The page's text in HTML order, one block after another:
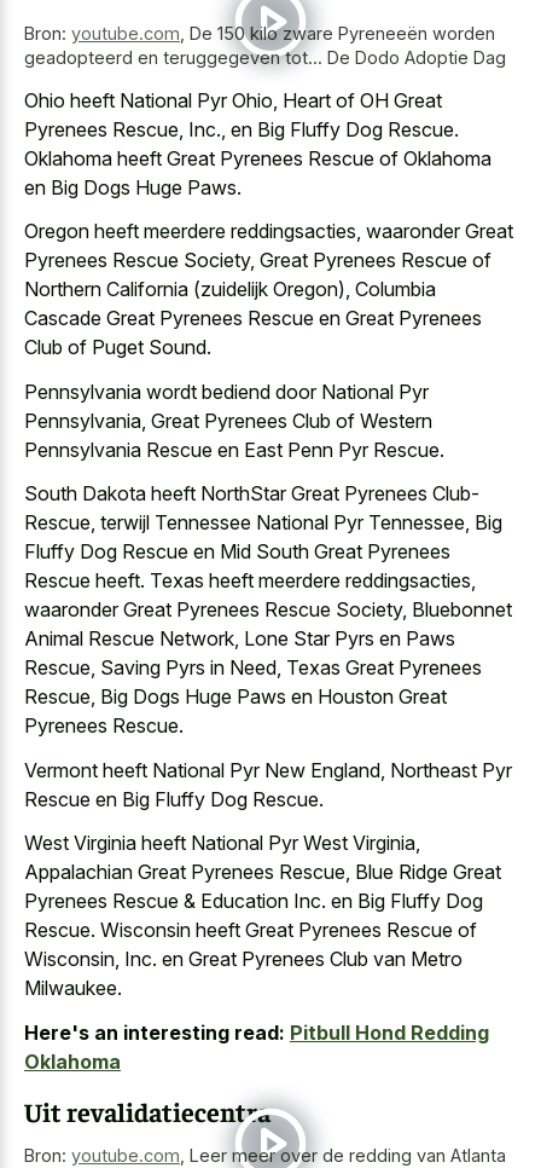
Bron: youtube.com De 150 kilo zware Pyreneeën worden
geadopteerd en teruggegeven tot... De Dodo Adoptie Dag
Ohio heeft National Pyr Ohio, Heart of OH Great
Pyrenees Rescue, Inc., en Big Fluffy Dog Rescue.
Oklahoma heeft Great Pyrenees Rescue of Oklahoma
en Big Dogs Huge Paws.
Oregon heeft meerdere reddingsacties, waaronder Great
Pyrenees Rescue Society, Great Pyrenees Rescue of
Northern California (zuidelijk Oregon), Columbia
Cascade Great Pyrenees Rescue en Great Pyrenees
Club of Puget Sound.
Pennsylvania wordt bediend door National Pyr
Pennsylvania, Great Pyrenees Club of Western
Pennsylvania Rescue en East Penn Pyr Rescue.
South Dakota heeft NorthStar Great Pyrenees Club-
Rescue, terwijl Tennessee National Pyr Tennessee, Big
Fluffy Dog Rescue en Mid South Great Pyrenees
Rescue heeft. Texas heeft meerdere reddingsacties,
waaronder Great Pyrenees Rescue Society, Bluebonnet
Animal Rescue Network, Lone Star Pyrs en Paws
Rescue, Saving Pyrs in Need, Texas Great Pyrenees
Rescue, Big Dogs Huge Paws en Houston Great
Pyrenees Rescue.
Vermont heeft National Pyr New England, Northeast Pyr
Rescue en Big Fluffy Dog Rescue.
West Virginia heeft National Pyr West Virginia,
Appalachian Great Pyrenees Rescue, Blue Ridge Great
Pyrenees Rescue & Education Inc. en Big Fluffy Dog
Rescue. Wisconsin heeft Great Pyrenees Rescue of
Wisconsin, Inc. en Great Pyrenees Club van Metro
Milwaukee.
Here's an interesting read: Pitbull Hond Redding
Oklahoma
Uit revalidatiecentra
Bron: youtube.com Leer meer over de redding van Atlanta